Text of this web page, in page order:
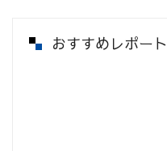
おすすめレポート